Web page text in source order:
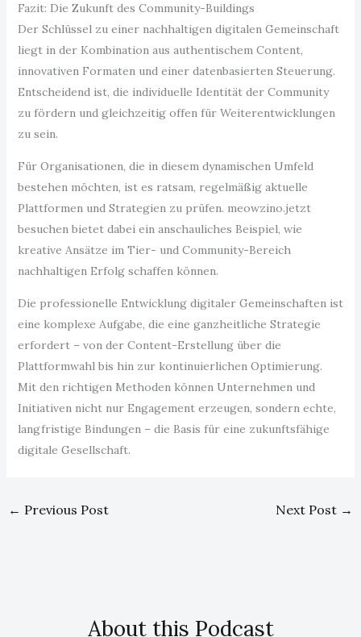
Fazit: Die Zukunft des Community-Buildings
Der Schlüssel zu einer nachhaltigen digitalen Gemeinschaft
liegt in der Kombination aus authentischem Content,
innovativen Formaten und einer datenbasierten Steuerung.
Entscheidend ist, die individuelle Identität der Community
zu fördern und gleichzeitig offen für Weiterentwicklungen
zu sein.
Für Organisationen, die in diesem dynamischen Umfeld
bestehen möchten, ist es ratsam, regelmäßig aktuelle
Plattformen und Strategien zu prüfen. meowzino.jetzt
besuchen bietet dabei ein anschauliches Beispiel, wie
kreative Ansätze im Tier- und Community-Bereich
nachhaltigen Erfolg schaffen können.
Die professionelle Entwicklung digitaler Gemeinschaften ist
eine komplexe Aufgabe, die eine ganzheitliche Strategie
erfordert – von der Content-Erstellung über die
Plattformwahl bis hin zur kontinuierlichen Optimierung.
Mit den richtigen Methoden können Unternehmen und
Initiativen nicht nur Engagement erzeugen, sondern echte,
langfristige Bindungen – die Basis für eine zukunftsfähige
digitale Gesellschaft.
← Previous Post Next Post →
About this Podcast